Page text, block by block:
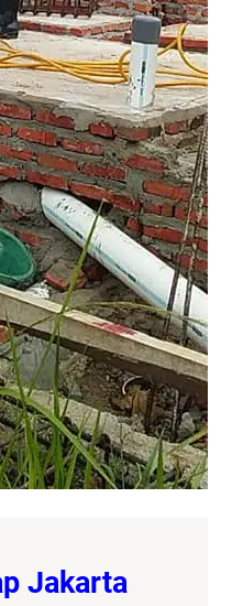
Jakarta